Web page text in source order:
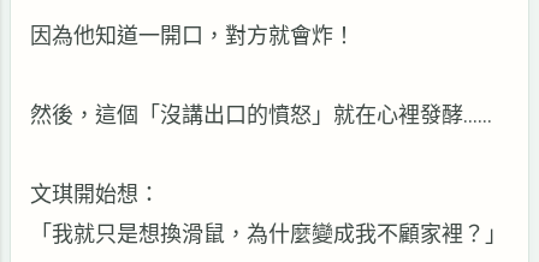
因為他知道一開口，對方就會炸！
然後，這個「沒講出口的憤怒」就在心裡發酵……
文琪開始想：
「我就只是想換滑鼠，為什麼變成我不顧家裡？」